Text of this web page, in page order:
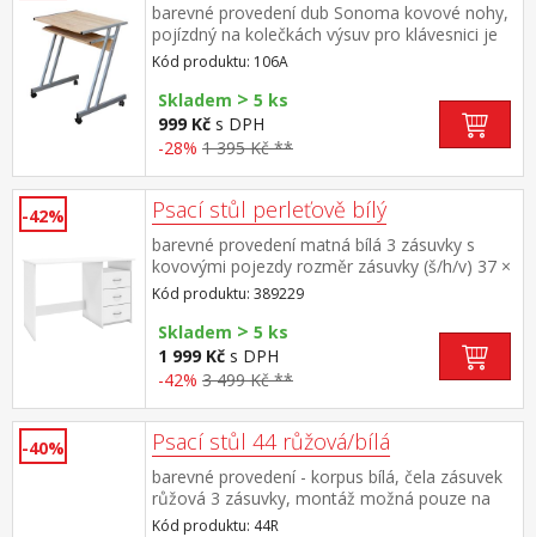
barevné provedení dub Sonoma kovové nohy,
pojízdný na kolečkách výsuv pro klávesnici je
součástí dodávky
Kód produktu: 106A
Skladem > 5 ks
999 Kč s DPH
-28% 1 395 Kč **
-42% Psací stůl perleťově bílý
barevné provedení matná bílá 3 zásuvky s
kovovými pojezdy rozměr zásuvky (š/h/v) 37 ×
31 × 10 cm nika o rozměru (š/h/v) 40 × 36 × 13
cm montáž možná na pravou i levou
stranu maximální nosnost horní desky 30 kg
Kód produktu: 389229
Skladem > 5 ks
1 999 Kč s DPH
-42% 3 499 Kč **
-40% Psací stůl 44 růžová/bílá
barevné provedení - korpus bílá, čela zásuvek
růžová 3 zásuvky, montáž možná pouze na
pravou stranu
Kód produktu: 44R